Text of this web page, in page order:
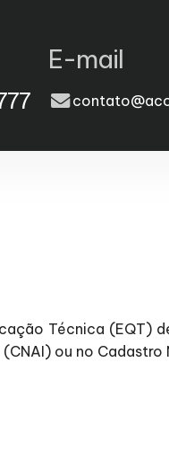
E-mail
Técnica (EQT)
ou no Cadastro